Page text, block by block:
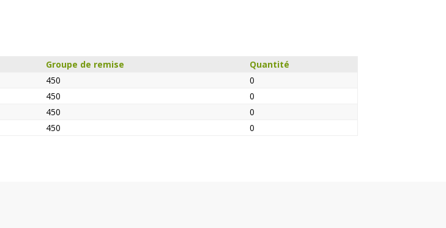
Groupe de remise
Quantité
450
0
450
0
450
0
450 0